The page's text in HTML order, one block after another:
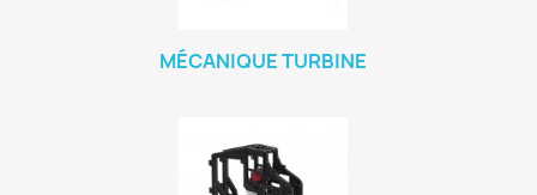
MÉCANIQUE TURBINE